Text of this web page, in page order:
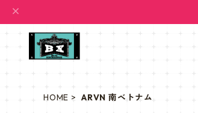
HOME ARVN 南ベトナム